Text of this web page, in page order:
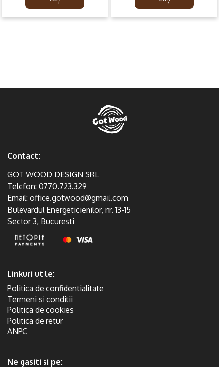
Contact:
GOT WOOD DESIGN SRL
Telefon: 0770.723.329
Email: office.gotwood@gmail.com
Bulevardul Energeticienilor, nr. 13-15
Sector 3, Bucuresti
Linkuri utile:
Politica de confidentialitate
Termeni si conditii
Politica de cookies
Politica de retur
ANPC
Ne gasiti si pe: